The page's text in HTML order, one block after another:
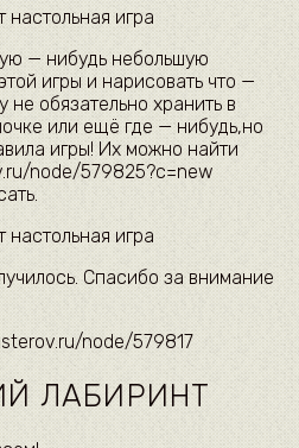
— нибудь небольшую
игры и нарисовать что —
не обязательно хранить в
или ещё где — нибудь,но
игры! Их можно найти
node/579825?c=new
Спасибо за внимание
node/579817
ЛАБИРИНТ